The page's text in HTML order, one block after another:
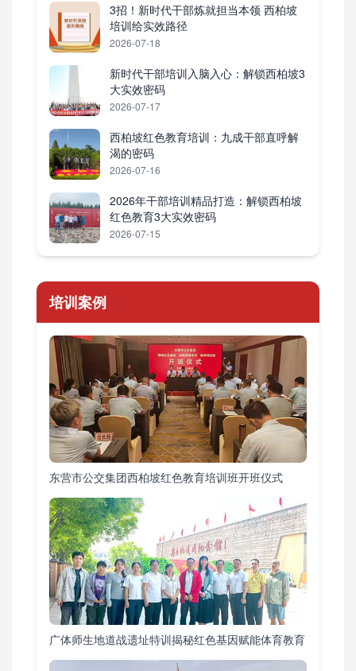
3招！新时代干部炼就担当本领 西柏坡
培训给实效路径
2026-07-18
新时代干部培训入脑入心：解锁西柏坡3
大实效密码
2026-07-17
西柏坡红色教育培训：九成干部直呼解
渴的密码
2026-07-16
2026年干部培训精品打造：解锁西柏坡
红色教育3大实效密码
2026-07-15
培训案例
东营市公交集团西柏坡红色教育培训班开班仪式
广体师生地道战遗址特训揭秘红色基因赋能体育教育